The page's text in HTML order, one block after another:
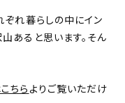
ぞれ暮らしの中にイン
あると思います。そん
ちら よりご覧いただけ